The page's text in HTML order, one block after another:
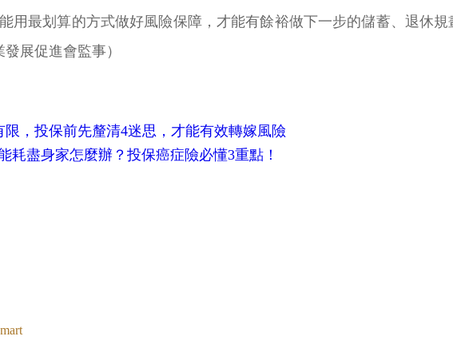
用最划算的方式做好風險保障，才能有餘裕做下一步的儲蓄、退休
展促進會監事）
，投保前先釐清4迷思，才能有效轉嫁風險
耗盡身家怎麼辦？投保癌症險必懂3重點！